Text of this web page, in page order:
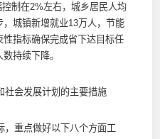
制在2%左右，城乡居民人均
城镇新增就业13万人，节能
指标确保完成省下达目标任
持续下降。
会发展计划的主要措施
重点做好以下八个方面工